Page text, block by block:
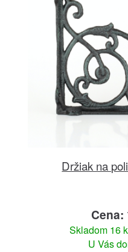
Držiak na
Cena:
Skladom 16
U Vás